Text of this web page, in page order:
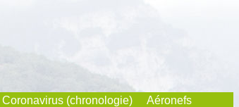
Coronavirus (chronologie) Aéronefs